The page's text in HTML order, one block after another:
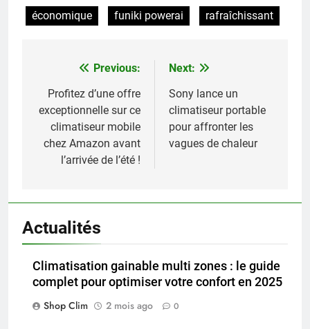
économique
funiki powerai rafraîchissant
Navigation
de
l’article
Previous:
Profitez d’une offre
exceptionnelle sur ce
climatiseur mobile
chez Amazon avant
l’arrivée de l’été !
Next:
Sony lance un
climatiseur portable
pour affronter les
vagues de chaleur
Actualités
Climatisation gainable multi zones : le guide
complet pour optimiser votre confort en 2025
Shop Clim
2 mois ago 0